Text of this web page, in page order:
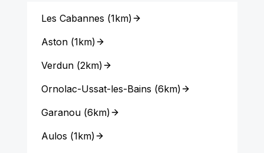
Les Cabannes (1km)
Aston(1km)
Verdun(2km)
Ornolac-Ussat-les-Bains (6km)
Garanou(6km)
Aulos (1km)